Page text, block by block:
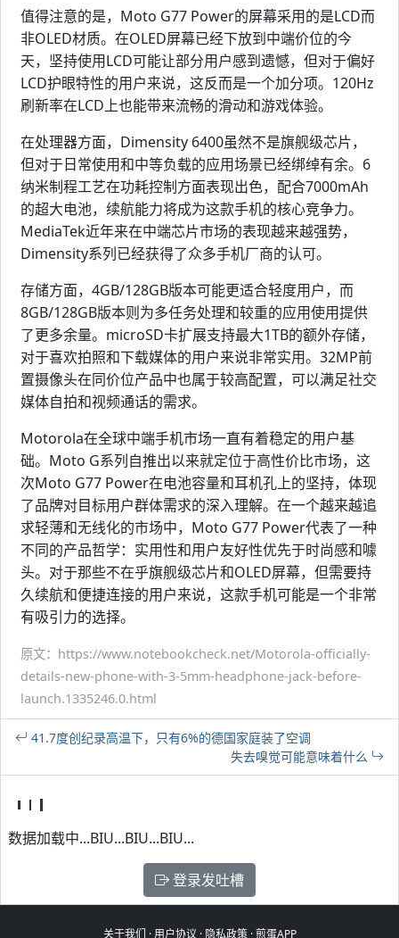
值得注意的是，Moto G77 Power的屏幕采用的是LCD而
非OLED材质。在OLED屏幕已经下放到中端价位的今
天，坚持使用LCD可能让部分用户感到遗憾，但对于偏好
LCD护眼特性的用户来说，这反而是一个加分项。120Hz
刷新率在LCD上也能带来流畅的滑动和游戏体验。
在处理器方面，Dimensity 6400虽然不是旗舰级芯片，
但对于日常使用和中等负载的应用场景已经绑绰有余。6
纳米制程工艺在功耗控制方面表现出色，配合7000mAh
的超大电池，续航能力将成为这款手机的核心竞争力。
MediaTek近年来在中端芯片市场的表现越来越强势，
Dimensity系列已经获得了众多手机厂商的认可。
存储方面，4GB/128GB版本可能更适合轻度用户，而
8GB/128GB版本则为多任务处理和较重的应用使用提供
了更多余量。microSD卡扩展支持最大1TB的额外存储，
对于喜欢拍照和下载媒体的用户来说非常实用。32MP前
置摄像头在同价位产品中也属于较高配置，可以满足社交
媒体自拍和视频通话的需求。
Motorola在全球中端手机市场一直有着稳定的用户基
础。Moto G系列自推出以来就定位于高性价比市场，这
次Moto G77 Power在电池容量和耳机孔上的坚持，体现
了品牌对目标用户群体需求的深入理解。在一个越来越追
求轻薄和无线化的市场中，Moto G77 Power代表了一种
不同的产品哲学：实用性和用户友好性优先于时尚感和噱
头。对于那些不在乎旗舰级芯片和OLED屏幕，但需要持
久续航和便捷连接的用户来说，这款手机可能是一个非常
有吸引力的选择。
原文：https://www.notebookcheck.net/Motorola-officially-
details-new-phone-with-3-5mm-headphone-jack-before-
launch.1335246.0.html
41.7度创纪录高温下，只有6%的德国家庭装了空调
失去嗅觉可能意味着什么
数据加载中...BIU...BIU...BIU...
登录发吐槽
关于我们 ·用户协议 · 隐私政策·煎蛋APP